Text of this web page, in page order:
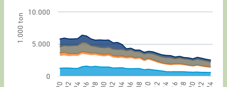
1.000 ton
0
5.000
10.000